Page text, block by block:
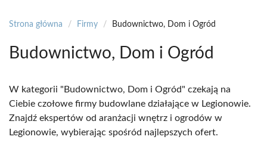
Strona główna / Firmy / Budownictwo, Dom i Ogród
Budownictwo, Dom i Ogród
W kategorii "Budownictwo, Dom i Ogród" czekają na
Ciebie czołowe firmy budowlane działające w Legionowie.
Znajdź ekspertów od aranżacji wnętrz i ogrodów w
Legionowie, wybierając spośród najlepszych ofert.